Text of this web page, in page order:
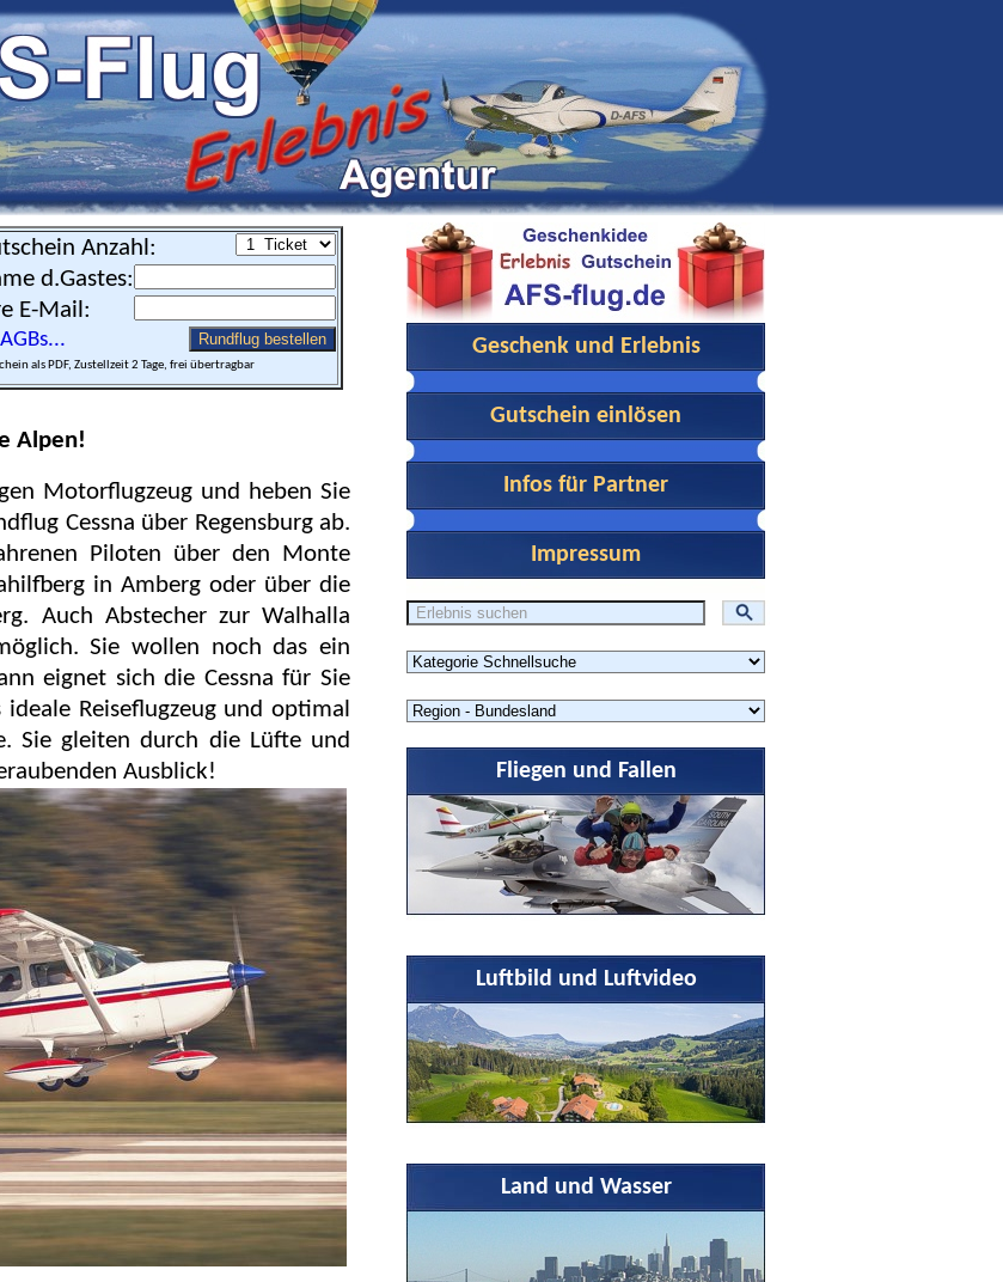
Anzahl:
d.Gastes:
E-Mail:
Rundflug bestellen
als PDF, Zustellzeit 2 Tage, frei übertragbar
Alpen!
Motorflugzeug und heben Sie
Cessna über Regensburg ab.
Piloten über den Monte
in Amberg oder über die
Auch Abstecher zur Walhalla
Sie wollen noch das ein
eignet sich die Cessna für Sie
Reiseflugzeug und optimal
Sie gleiten durch die Lüfte und
Ausblick!
Geschenk und Erlebnis
Gutschein einlösen
Infos für Partner
Impressum
Fliegen und Fallen
Luftbild und Luftvideo
Land und Wasser